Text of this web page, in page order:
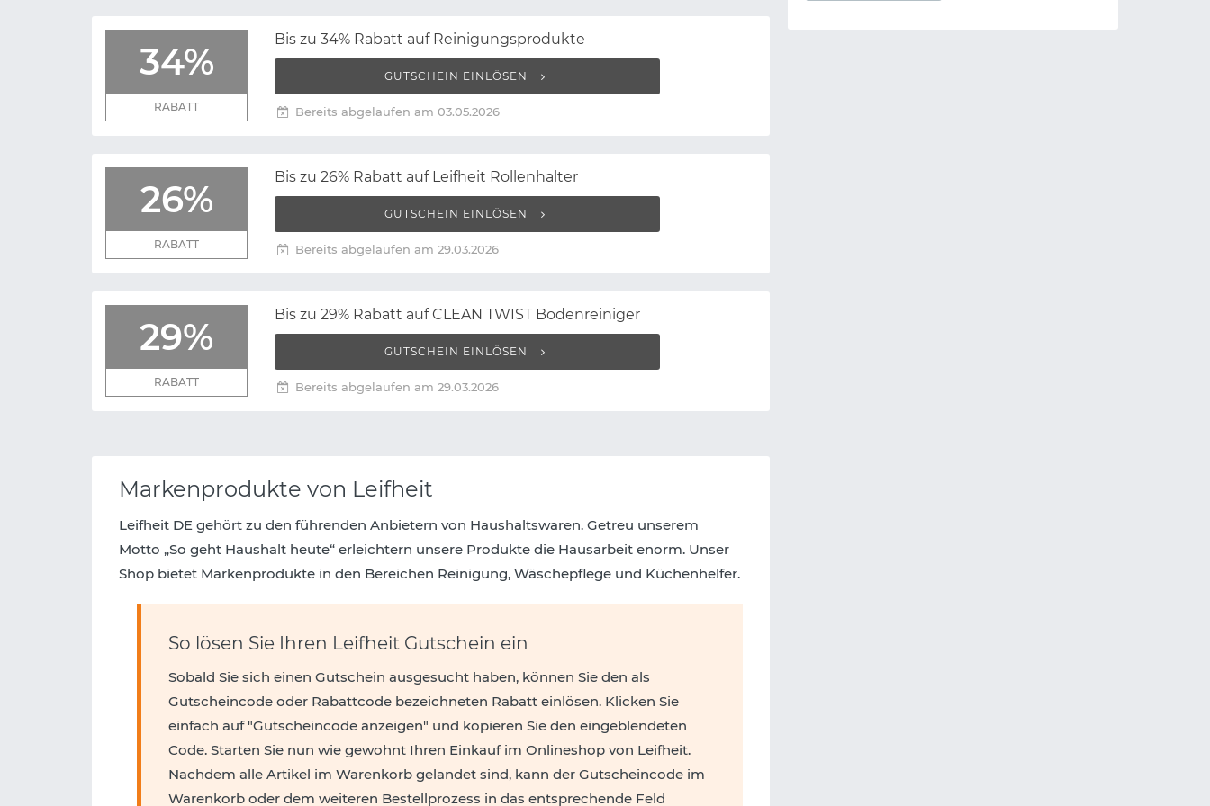
34%
RABATT
Bis zu 34% Rabatt auf Reinigungsprodukte
GUTSCHEIN EINLÖSEN
Bereits abgelaufen am 03.05.2026
26%
RABATT
Bis zu 26% Rabatt auf Leifheit Rollenhalter
GUTSCHEIN EINLÖSEN
Bereits abgelaufen am 29.03.2026
29%
RABATT
Bis zu 29% Rabatt auf CLEAN TWIST Bodenreiniger
GUTSCHEIN EINLÖSEN
Bereits abgelaufen am 29.03.2026
Markenprodukte von Leifheit
Leifheit DE gehört zu den führenden Anbietern von Haushaltswaren. Getreu unserem
Motto „So geht Haushalt heute“ erleichtern unsere Produkte die Hausarbeit enorm. Unser
Shop bietet Markenprodukte in den Bereichen Reinigung, Wäschepflege und Küchenhelfer.
So lösen Sie Ihren Leifheit Gutschein ein
Sobald Sie sich einen Gutschein ausgesucht haben, können Sie den als
Gutscheincode oder Rabattcode bezeichneten Rabatt einlösen. Klicken Sie
einfach auf "Gutscheincode anzeigen" und kopieren Sie den eingeblendeten
Code. Starten Sie nun wie gewohnt Ihren Einkauf im Onlineshop von Leifheit.
Nachdem alle Artikel im Warenkorb gelandet sind, kann der Gutscheincode im
Warenkorb oder dem weiteren Bestellprozess in das entsprechende Feld